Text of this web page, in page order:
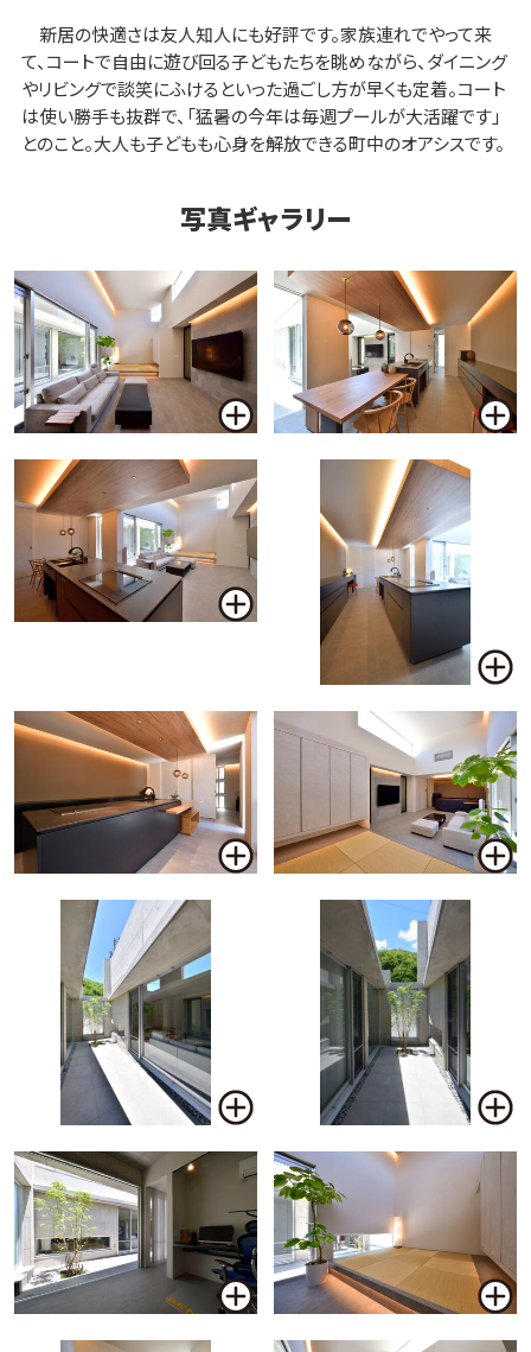
新居の快適さは友人知人にも好評です。家族連れでやって来
て、コートで自由に遊び回る子どもたちを眺めながら、ダイニング
やリビングで談笑にふけるといった過ごし方が早くも定着。コート
は使い勝手も抜群で、「猛暑の今年は毎週プールが大活躍です」
とのこと。大人も子どもも心身を解放できる町中のオアシスです。
写真ギャラリー